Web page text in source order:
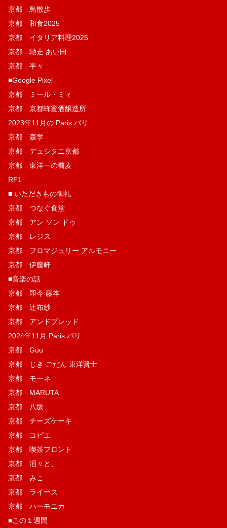
京都 鳥散歩
京都 和食2025
京都 イタリア料理2025
京都 馳走 あい田
京都 半々
■Google Pixel
京都 ミール・ミィ
京都 京都蜂蜜酒醸造所
2023年11月の Paris パリ
京都 森学
京都 デュシタニ京都
京都 東洋一の蕎麦
RF1
■ いただきもの御礼
京都 つなぐ食堂
京都 アン ソン ドゥ
京都 レジス
京都 フロマジュリー アルモニー
京都 伊藤軒
■音楽の話
京都 即今 藤本
京都 辻布紗
京都 アンドブレッド
2024年11月 Paris パリ
京都 Guu
京都 じき ごだん 東洋賢士
京都 モーネ
京都 MARUTA
京都 八坂
京都 チーズケーキ
京都 コピエ
京都 喫茶フロント
京都 滔々と、
京都 みこ
京都 ライース
京都 ハーモニカ
■この１週間